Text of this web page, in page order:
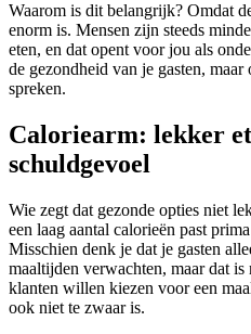
Waarom is dit belangrijk? Omdat
enorm is. Mensen zijn steeds
eten, en dat opent voor jou als
de gezondheid van je gasten,
spreken.
Caloriearm: lekker
schuldgevoel
Wie zegt dat gezonde opties niet
een laag aantal calorieën past
Misschien denk je dat je gasten
maaltijden verwachten, maar dat is
klanten willen kiezen voor een
ook niet te zwaar is.